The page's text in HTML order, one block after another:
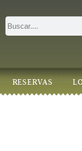
RESERVAS